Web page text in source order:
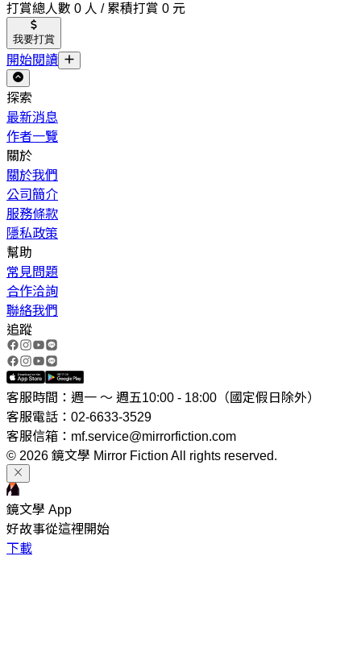
打賞總人數 0 人 / 累積打賞 0 元
我要打賞
開始閱讀
探索
最新消息
作者一覽
關於
關於我們
公司簡介
服務條款
隱私政策
幫助
常見問題
合作洽詢
聯絡我們
追蹤
客服時間：週一 ～ 週五10:00 - 18:00（國定假日除外）
客服電話：02-6633-3529
客服信箱：mf.service@mirrorfiction.com
© 2026 鏡文學 Mirror Fiction All rights reserved.
鏡文學 App
好故事從這裡開始
下載